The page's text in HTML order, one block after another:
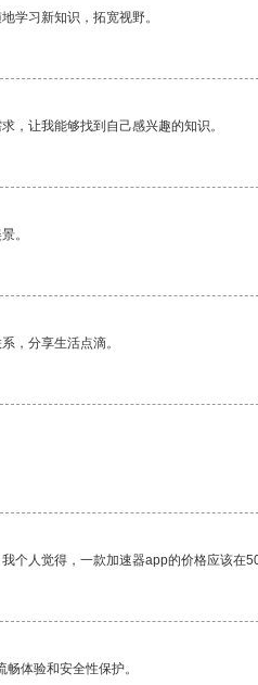
学习新知识，拓宽视野。
，让我能够找到自己感兴趣的知识。
。
，分享生活点滴。
个人觉得，一款加速器app的价格应该在
体验和安全性保护。